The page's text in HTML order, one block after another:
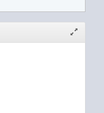
janela